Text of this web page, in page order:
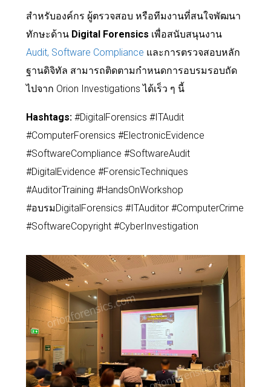
สำหรับองค์กร ผู้ตรวจสอบ หรือทีมงานที่สนใจพัฒนา
ทักษะด้าน Digital Forensics เพื่อสนับสนุนงาน
Audit, Software Compliance และการตรวจสอบหลัก
ฐานดิจิทัล สามารถติดตามกำหนดการอบรมรอบถัด
ไปจาก Orion Investigations ได้เร็ว ๆ นี้
Hashtags:#DigitalForensics #ITAudit
#ComputerForensics #ElectronicEvidence
#SoftwareCompliance #SoftwareAudit
#DigitalEvidence #ForensicTechniques
#AuditorTraining #HandsOnWorkshop
#อบรมDigitalForensics #ITAuditor #ComputerCrime
#SoftwareCopyright #CyberInvestigation